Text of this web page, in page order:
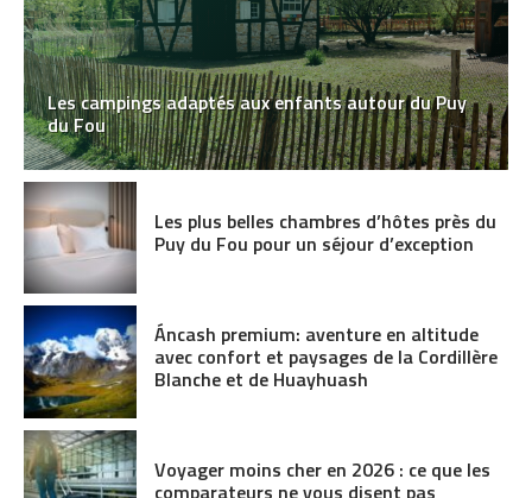
Les campings adaptés aux enfants autour du Puy
du Fou
Les plus belles chambres d’hôtes près du
Puy du Fou pour un séjour d’exception
Áncash premium: aventure en altitude
avec confort et paysages de la Cordillère
Blanche et de Huayhuash
Voyager moins cher en 2026 : ce que les
comparateurs ne vous disent pas